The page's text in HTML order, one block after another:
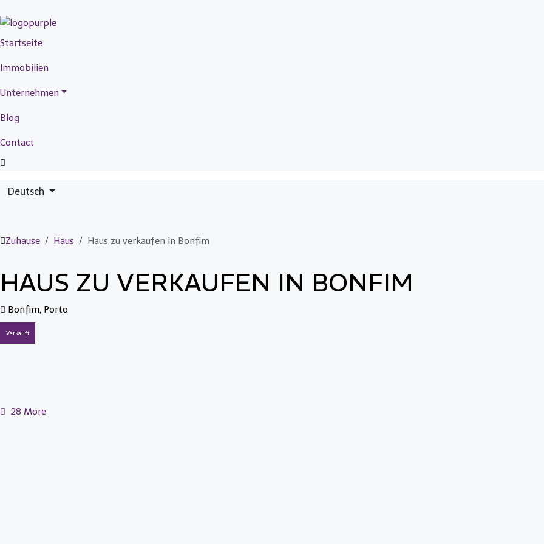
Startseite
Immobilien
Unternehmen
Blog
Contact
Deutsch
Zuhause Haus Haus zu verkaufen in Bonfim
HAUS ZU VERKAUFEN IN BONFIM
Bonfim, Porto
Verkauft
28 More